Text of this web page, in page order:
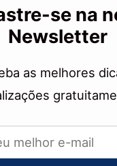
se na
Newsletter
as melhores